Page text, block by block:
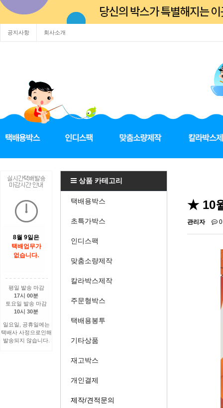
공지사항 회사소개
8월 9일은
택배업무가
없습니다.
평일 발송 마감
17시 00분
토요일 발송 마감
10시 30분
일요일, 공휴일에는
택배사 사정으로인해
발송되지 않습니다.
상품 카테고리
택배용박스
초특가박스
인디스팩
맞춤소량제작
칼라박스제작
주문형박스
택배용봉투
기타상품
재고박스
개인결제
제작/견적문의
★ 10
관리자